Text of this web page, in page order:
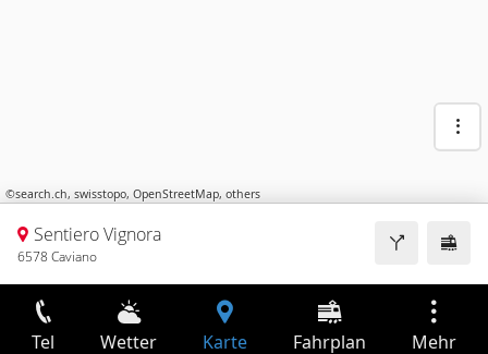
©search.ch, swisstopo, OpenStreetMap, others
Sentiero Vignora
6578 Caviano
Tel Wetter Karte Fahrplan Mehr